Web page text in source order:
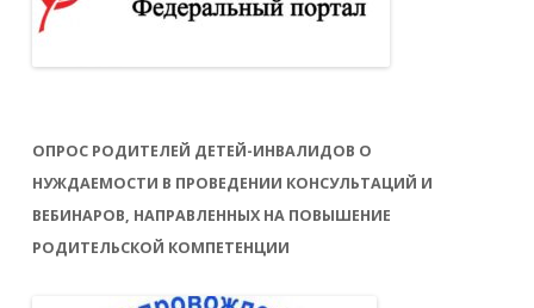
ОПРОС РОДИТЕЛЕЙ ДЕТЕЙ-ИНВАЛИДОВ О
НУЖДАЕМОСТИ В ПРОВЕДЕНИИ КОНСУЛЬТАЦИЙ И
ВЕБИНАРОВ, НАПРАВЛЕННЫХ НА ПОВЫШЕНИЕ
РОДИТЕЛЬСКОЙ КОМПЕТЕНЦИИ